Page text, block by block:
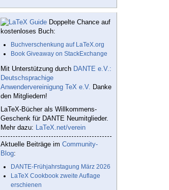
Doppelte Chance auf
kostenloses Buch:
Buchverschenkung auf LaTeX.org
Book Giveaway on StackExchange
Mit Unterstützung durch DANTE e.V.:
Deutschsprachige
Anwendervereinigung TeX e.V. Danke
den Mitgliedern!
LaTeX-Bücher als Willkommens-
Geschenk für DANTE Neumitglieder.
Mehr dazu: LaTeX.net/verein
Aktuelle Beiträge im Community-
Blog:
DANTE-Frühjahrstagung März 2026
LaTeX Cookbook zweite Auflage
erschienen